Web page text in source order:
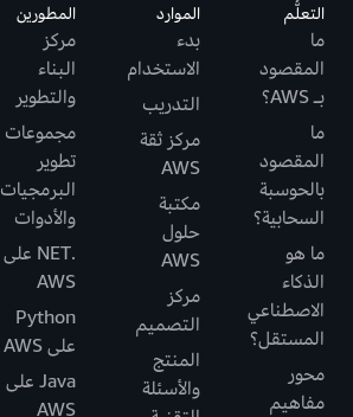
التعلُّم
ما
المقصود
بـ AWS؟
ما
المقصود
بالحوسبة
السحابية؟
ما هو
الذكاء
الاصطناعي
المستقل؟
محور
مفاهيم
الموارد
بدء
الاستخدام
التدريب
مركز ثقة
AWS
مكتبة
حلول
AWS
مركز
التصميم
المنتج
والأسئلة
المطورين
مركز
البناء
والتطوير
مجموعات
تطوير
البرمجيات
والأدوات
.NET على
AWS
Python
على AWS
Java على
AWS